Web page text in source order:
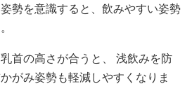
勢を意識すると、飲みやすい姿勢
首の高さが合うと、 浅飲みを防
がみ姿勢も軽減しやすくなりま